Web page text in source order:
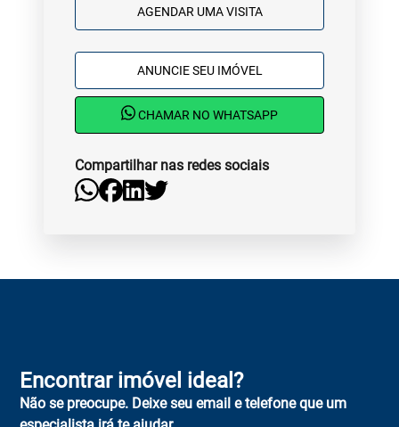
AGENDAR UMA VISITA
ANUNCIE SEU IMÓVEL
CHAMAR NO WHATSAPP
Compartilhar nas redes sociais
Encontrar imóvel ideal?
Não se preocupe. Deixe seu email e telefone que um